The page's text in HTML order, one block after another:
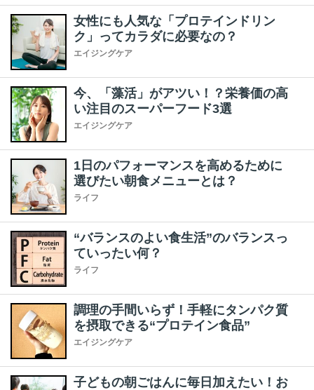
女性にも人気な「プロテインドリン
ク」ってカラダに必要なの？
エイジングケア
今、「藻活」がアツい！？栄養価の高
い注目のスーパーフード3選
エイジングケア
1日のパフォーマンスを高めるために
選びたい朝食メニューとは？
ライフ
“バランスのよい食生活”のバランスっ
ていったい何？
ライフ
調理の手間いらず！手軽にタンパク質
を摂取できる“プロテイン食品”
エイジングケア
子どもの朝ごはんに毎日加えたい！お